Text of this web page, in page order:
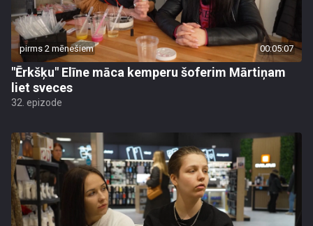
pirms 2 mēnešiem 00:05:07
"Ērkšķu" Elīne māca kemperu šoferim Mārtiņam
liet sveces
32. epizode